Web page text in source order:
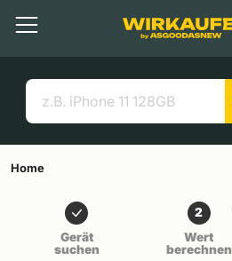
Menü
Suchen
Nützliche Links
Home
Gerät
suchen
2
Wert
berechnen